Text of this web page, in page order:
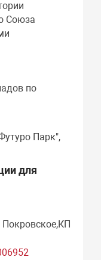
Союза
по
Парк",
для
Покровское,КП